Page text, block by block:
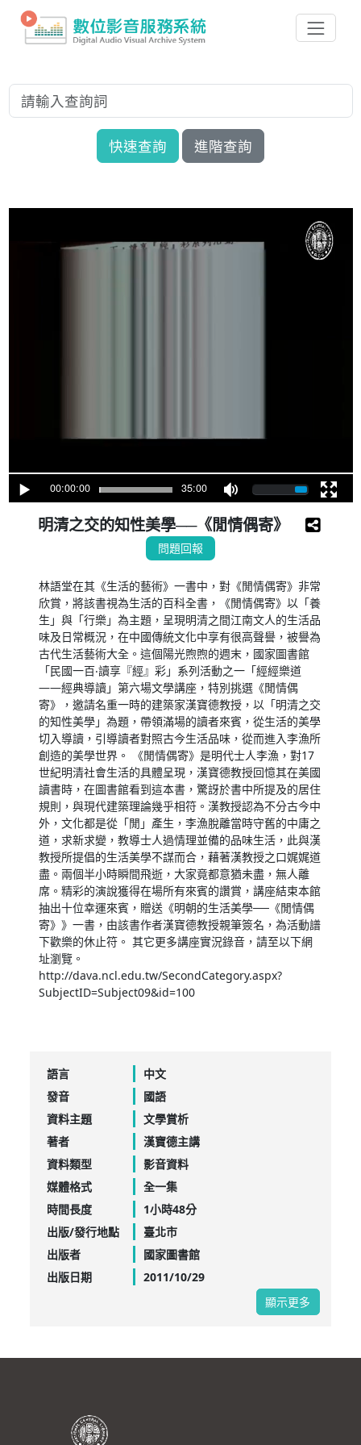
快速查詢 進階查詢
00:00:00 35:00
明清之交的知性美學──《閒情偶寄》
問題回報
林語堂在其《生活的藝術》一書中，對《閒情偶寄》非常
欣賞，將該書視為生活的百科全書，《閒情偶寄》以「養
生」與「行樂」為主題，呈現明清之間江南文人的生活品
味及日常概況，在中國傳統文化中享有很高聲譽，被譽為
古代生活藝術大全。這個陽光煦煦的週末，國家圖書館
「民國一百‧讀享『經』彩」系列活動之一「經經樂道
——經典導讀」第六場文學講座，特別挑選《閒情偶
寄》，邀請名重一時的建築家漢寶德教授，以「明清之交
的知性美學」為題，帶領滿場的讀者來賓，從生活的美學
切入導讀，引導讀者對照古今生活品味，從而進入李漁所
創造的美學世界。 《閒情偶寄》是明代士人李漁，對17
世紀明清社會生活的具體呈現，漢寶德教授回憶其在美國
讀書時，在圖書館看到這本書，驚訝於書中所提及的居住
規則，與現代建築理論幾乎相符。漢教授認為不分古今中
外，文化都是從「閒」產生，李漁脫離當時守舊的中庸之
道，求新求變，教導士人過情理並備的品味生活，此與漢
教授所提倡的生活美學不謀而合，藉著漢教授之口娓娓道
盡。兩個半小時瞬間飛逝，大家竟都意猶未盡，無人離
席。精彩的演說獲得在場所有來賓的讚賞，講座結束本館
抽出十位幸運來賓，贈送《明朝的生活美學──《閒情偶
寄》》一書，由該書作者漢寶德教授親筆簽名，為活動譜
下歡樂的休止符。 其它更多講座實況錄音，請至以下網
址瀏覽。
http://dava.ncl.edu.tw/SecondCategory.aspx?
SubjectID=Subject09&id=100
語言
中文
發音
國語
資料主題
文學賞析
著者
漢寶德主講
資料類型
影音資料
媒體格式
全一集
時間長度
1小時48分
出版/發行地點
臺北市
出版者
國家圖書館
出版日期
2011/10/29
顯示更多